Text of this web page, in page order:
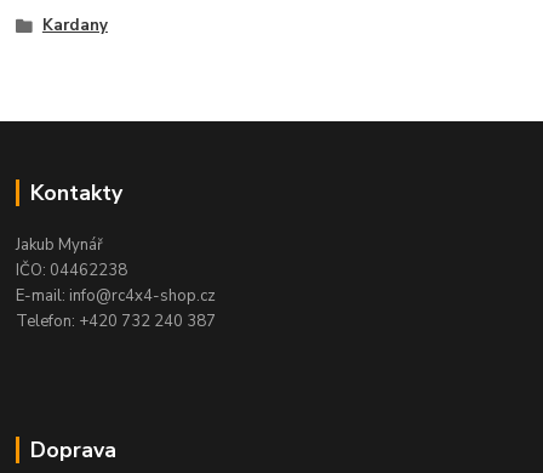
Kardany
Kontakty
Jakub Mynář
IČO: 04462238
E-mail: info@rc4x4-shop.cz
Telefon: +420 732 240 387
Doprava